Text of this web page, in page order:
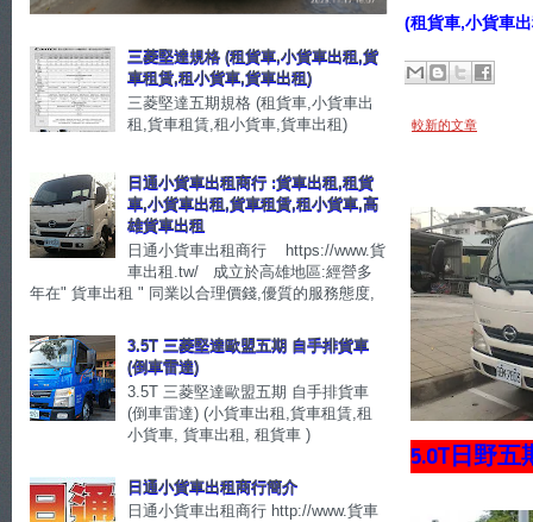
三菱堅達規格 (租貨車,小貨車出租,貨
車租賃,租小貨車,貨車出租)
三菱堅達五期規格 (租貨車,小貨車出
租,貨車租賃,租小貨車,貨車出租)
日通小貨車出租商行 :貨車出租,租貨
車,小貨車出租,貨車租賃,租小貨車,高
雄貨車出租
日通小貨車出租商行 https://www.貨
車出租.tw/ 成立於高雄地區:經營多
年在" 貨車出租 " 同業以合理價錢,優質的服務態度,
3.5T 三菱堅達歐盟五期 自手排貨車
(倒車雷達)
3.5T 三菱堅達歐盟五期 自手排貨車
(倒車雷達) (小貨車出租,貨車租賃,租
小貨車, 貨車出租, 租貨車 )
日通小貨車出租商行簡介
日通小貨車出租商行 http://www.貨車
(租貨車,小貨車
較新的文章
5.0T日野五